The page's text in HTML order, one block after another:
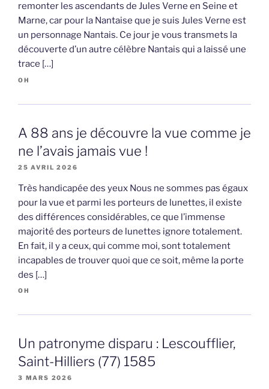
remonter les ascendants de Jules Verne en Seine et
Marne, car pour la Nantaise que je suis Jules Verne est
un personnage Nantais. Ce jour je vous transmets la
découverte d’un autre célèbre Nantais qui a laissé une
trace […]
OH
A 88 ans je découvre la vue comme je
ne l’avais jamais vue !
25 AVRIL 2026
Très handicapée des yeux Nous ne sommes pas égaux
pour la vue et parmi les porteurs de lunettes, il existe
des différences considérables, ce que l’immense
majorité des porteurs de lunettes ignore totalement.
En fait, il y a ceux, qui comme moi, sont totalement
incapables de trouver quoi que ce soit, même la porte
des […]
OH
Un patronyme disparu : Lescoufflier,
Saint-Hilliers (77) 1585
3 MARS 2026